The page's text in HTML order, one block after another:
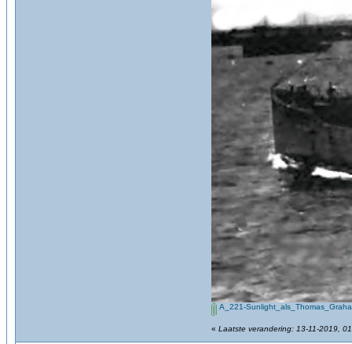
A_221-
« Laatste verandering: 13-11-2019,